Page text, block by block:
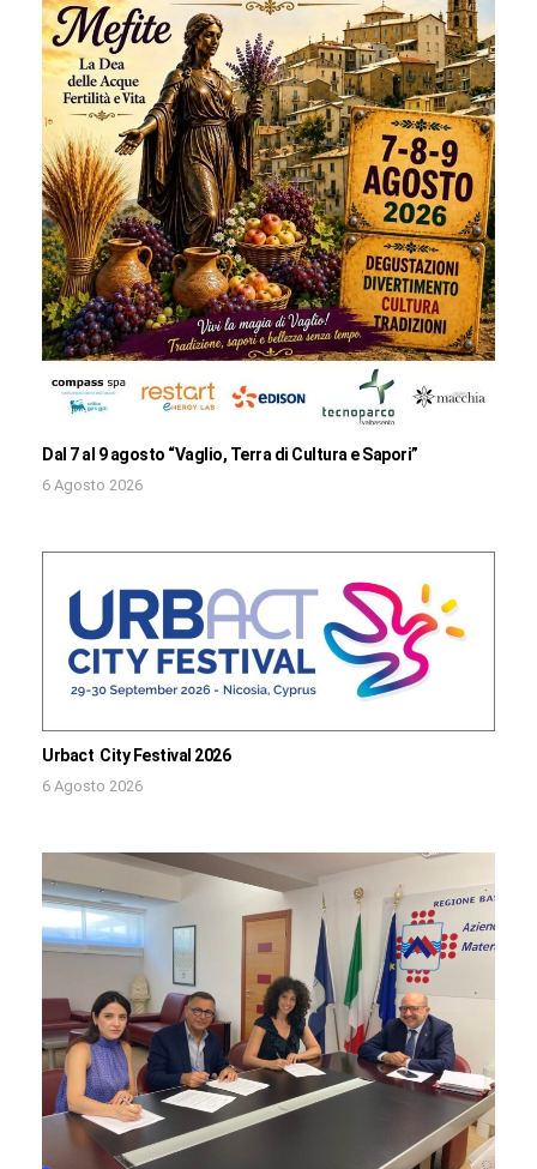
Dal 7 al 9 agosto “Vaglio, Terra di Cultura e Sapori”
6 Agosto 2026
Urbact City Festival 2026
6 Agosto 2026